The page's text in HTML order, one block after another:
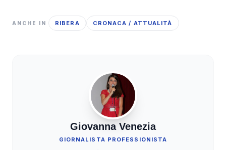
ANCHE IN RIBERA CRONACA / ATTUALITÀ
Giovanna Venezia
GIORNALISTA PROFESSIONISTA